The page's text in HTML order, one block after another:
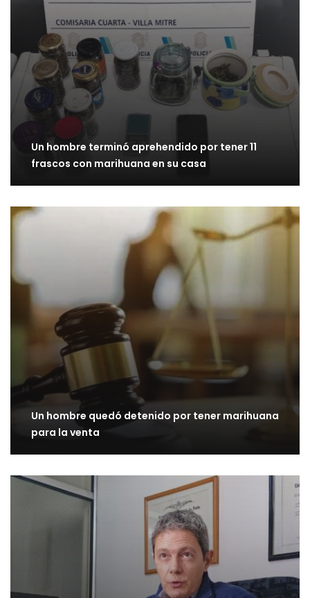
Un hombre terminó aprehendido por tener 11
frascos con marihuana en su casa
Un hombre quedó detenido por tener marihuana
para la venta